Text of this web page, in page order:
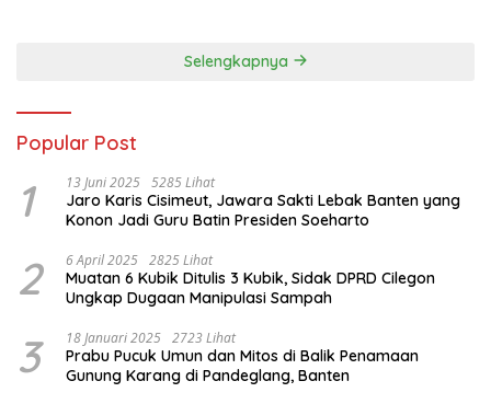
Selengkapnya
Popular Post
1 13 Juni 2025 5285 Lihat
Jaro Karis Cisimeut, Jawara Sakti Lebak Banten yang
Konon Jadi Guru Batin Presiden Soeharto
2 6 April 2025 2825 Lihat
Muatan 6 Kubik Ditulis 3 Kubik, Sidak DPRD Cilegon
Ungkap Dugaan Manipulasi Sampah
3 18 Januari 2025 2723 Lihat
Prabu Pucuk Umun dan Mitos di Balik Penamaan
Gunung Karang di Pandeglang, Banten